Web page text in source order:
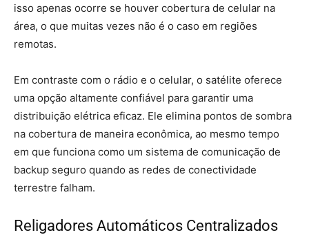
isso apenas ocorre se houver cobertura de celular na
área, o que muitas vezes não é o caso em regiões
remotas.
Em contraste com o rádio e o celular, o satélite oferece
uma opção altamente confiável para garantir uma
distribuição elétrica eficaz. Ele elimina pontos de sombra
na cobertura de maneira econômica, ao mesmo tempo
em que funciona como um sistema de comunicação de
backup seguro quando as redes de conectividade
terrestre falham.
Religadores Automáticos Centralizados